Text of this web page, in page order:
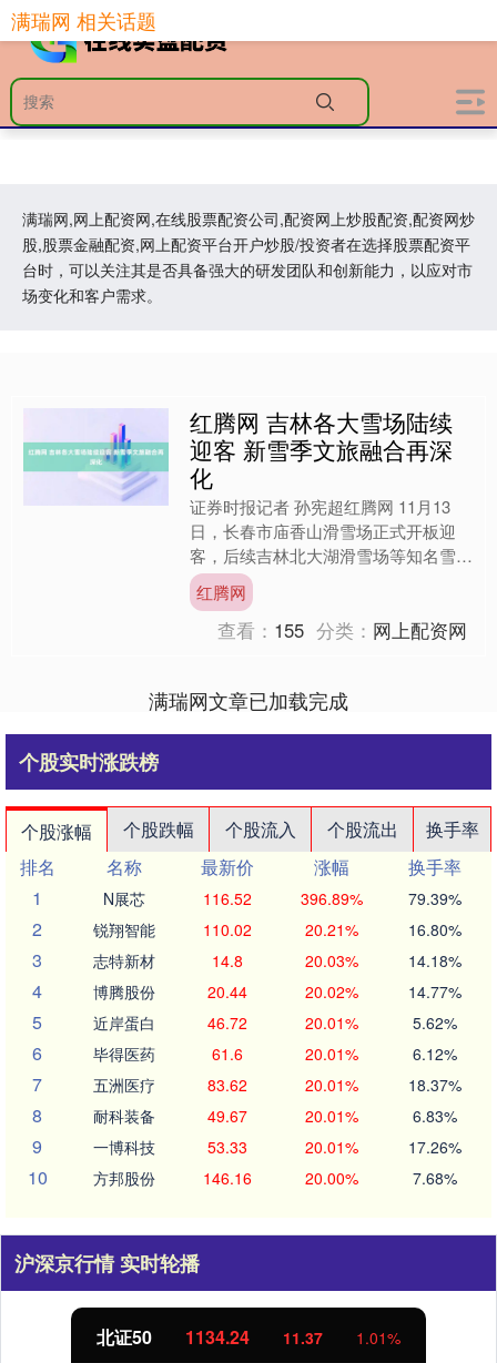
满瑞网,网上配资网,在线股票配资公司,配资网上炒股配资,配资网炒
股,股票金融配资,网上配资平台开户炒股/投资者在选择股票配资平
台时，可以关注其是否具备强大的研发团队和创新能力，以应对市
场变化和客户需求。
满瑞网 相关话题
红腾网 吉林各大雪场陆续
迎客 新雪季文旅融合再深
化
证券时报记者 孙宪超红腾网 11月13
日，长春市庙香山滑雪场正式开板迎
客，后续吉林北大湖滑雪场等知名雪场
也将陆续启幕。随着吉林省各大滑雪场
相继开门纳客，2025....
红腾网
查看： 155 分类： 网上配资网
满瑞网文章已加载完成
个股实时涨跌榜
个股涨幅 个股跌幅 个股流入 个股流出
换手率
排名
名称 最新价 涨幅
换手率
1
N展芯 116.52 396.89% 79.39%
2 锐翔智能 110.02 20.21% 16.80%
3 志特新材 14.8 20.03% 14.18%
4 博腾股份 20.44 20.02% 14.77%
5 近岸蛋白 46.72 20.01% 5.62%
6 毕得医药 61.6 20.01% 6.12%
7 五洲医疗 83.62 20.01% 18.37%
8 耐科装备 49.67 20.01% 6.83%
9 一博科技 53.33 20.01% 17.26%
10 方邦股份 146.16 20.00% 7.68%
沪深京行情 实时轮播
北证50 1134.24 11.37 1.01%